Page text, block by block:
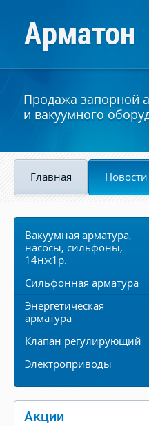
Продажа запорной
и вакуумного
Главная Новости
Вакуумная арматура,
насосы, сильфоны,
14нж1р.
Сильфонная арматура
Энергетическая
арматура
Клапан регулирующий
Электроприводы
Акции